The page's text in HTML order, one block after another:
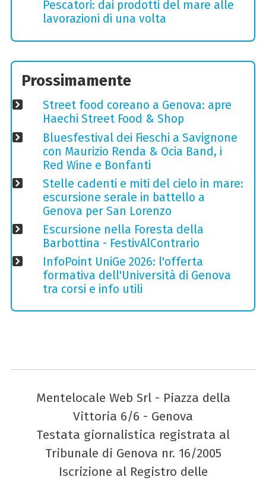
Pescatori: dai prodotti del mare alle
lavorazioni di una volta
Prossimamente
Street food coreano a Genova: apre
Haechi Street Food & Shop
Bluesfestival dei Fieschi a Savignone
con Maurizio Renda & Ocia Band, i
Red Wine e Bonfanti
Stelle cadenti e miti del cielo in mare:
escursione serale in battello a
Genova per San Lorenzo
Escursione nella Foresta della
Barbottina - FestivAlContrario
InfoPoint UniGe 2026: l'offerta
formativa dell'Università di Genova
tra corsi e info utili
Mentelocale Web Srl - Piazza della
Vittoria 6/6 - Genova
Testata giornalistica registrata al
Tribunale di Genova nr. 16/2005
Iscrizione al Registro delle